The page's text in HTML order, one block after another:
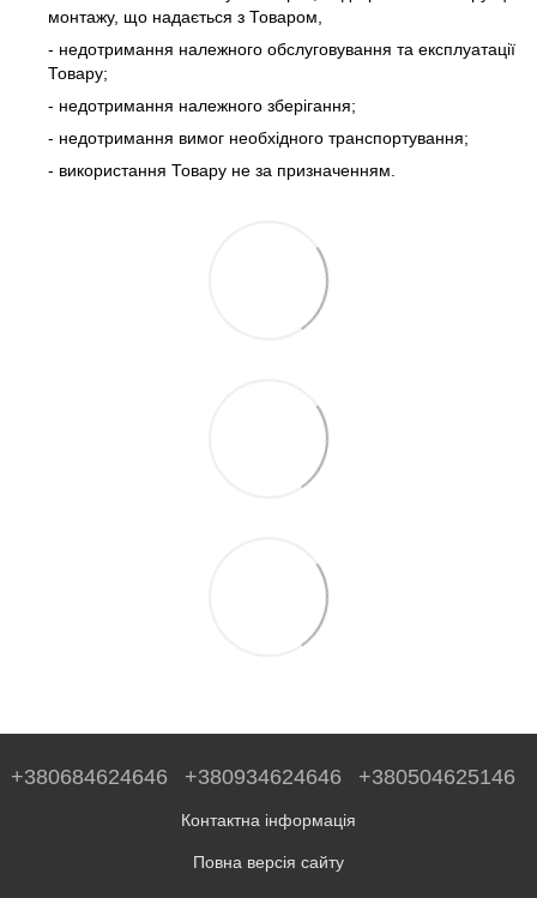
монтажу, що надається з Товаром,
- недотримання належного обслуговування та експлуатації
Товару;
- недотримання належного зберігання;
- недотримання вимог необхідного транспортування;
- використання Товару не за призначенням.
+380684624646 +380934624646 +380504625146
Контактна інформація
Повна версія сайту